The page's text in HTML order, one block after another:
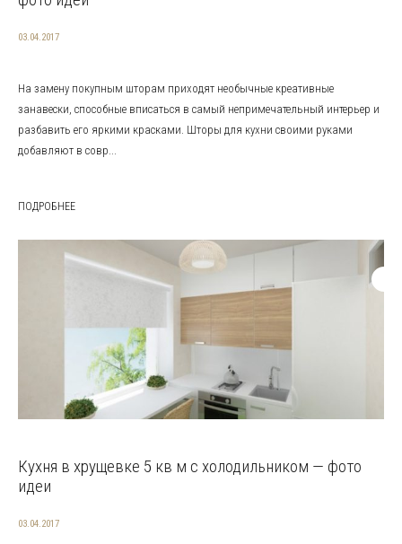
03.04.2017
На замену покупным шторам приходят необычные креативные
занавески, способные вписаться в самый непримечательный интерьер и
разбавить его яркими красками. Шторы для кухни своими руками
добавляют в совр...
ПОДРОБНЕЕ
Кухня в хрущевке 5 кв м с холодильником — фото
идеи
03.04.2017